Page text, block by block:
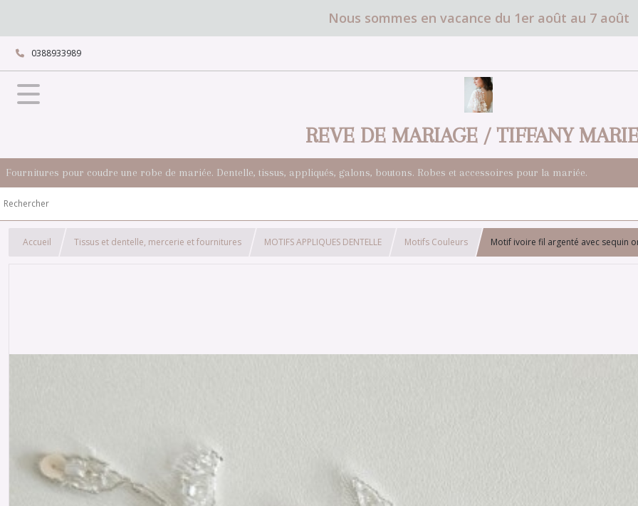
Nous sommes en vacance du 1er août au 7 août
0388933989
REVE DE MARIAGE / TIFFANY
Fournitures pour coudre une robe de mariée. Dentelle, tissus, appliqués, galons, boutons. Robes et accessoires pour la mariée.
Accueil Tissus et dentelle, mercerie et fournitures MOTIFS APPLIQUES DENTELLE Motifs Couleurs Motif ivoire fil argenté avec sequin